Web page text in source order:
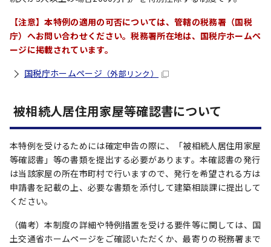
【注意】本特例の適用の可否については、管轄の税務署（国税
庁）へお問い合わせください。税務署所在地は、国税庁ホームペ
ージに掲載されています。
国税庁ホームページ （外部リンク）
被相続人居住用家屋等確認書について
本特例を受けるためには確定申告の際に、「被相続人居住用家屋
等確認書」等の書類を提出する必要があります。本確認書の発行
は当該家屋の所在市町村で行いますので、発行を希望される方は
申請書を記載の上、必要な書類を添付して建築相談課に提出して
ください。
（備考）本制度の詳細や特例措置を受ける要件等に関しては、国
土交通省ホームページをご確認いただくか、最寄りの税務署まで